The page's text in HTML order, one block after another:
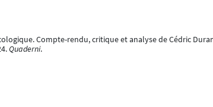
Compte-rendu, critique et analyse de Cédric
Quaderni.